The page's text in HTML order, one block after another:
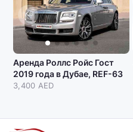
Аренда Роллс Ройс Гост
2019 года в Дубае, REF-63
3,400 AED